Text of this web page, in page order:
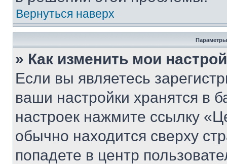
Вернуться наверх
Параметры
» Как изменить мои
Если вы являетесь
ваши настройки хранятся в
настроек нажмите ссылку
обычно находится сверху
попадете в центр